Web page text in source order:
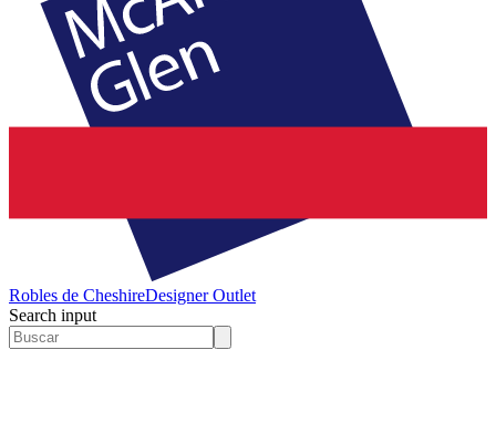
Robles de CheshireDesigner Outlet
Search input